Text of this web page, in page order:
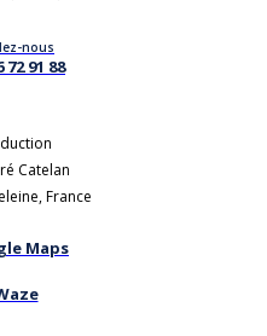
nous
72 91 88
Catelan
France
Maps